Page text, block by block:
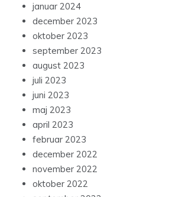
januar 2024
december 2023
oktober 2023
september 2023
august 2023
juli 2023
juni 2023
maj 2023
april 2023
februar 2023
december 2022
november 2022
oktober 2022